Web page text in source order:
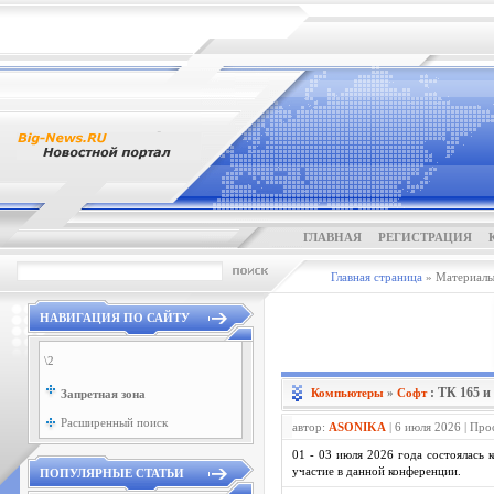
ГЛАВНАЯ РЕГИСТРАЦИЯ
Главная страница »
НАВИГАЦИЯ ПО САЙТУ
\2
Запретная зона
Расширенный поиск
ПОПУЛЯРНЫЕ СТАТЬИ
Компьютеры » Софт : ТК 165
автор: ASONIKA | 6 июля 2026 |
01 - 03 июля 2026 года
участие в данной конференции.